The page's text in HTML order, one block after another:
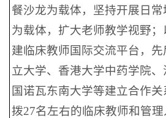
餐沙龙为载体，坚持开展日
为载体，扩大老师教学视野
建临床教师国际交流平台，先
立大学、香港大学中药学院
国诺瓦东南大学等建立合作
拨27名左右的临床教师和管